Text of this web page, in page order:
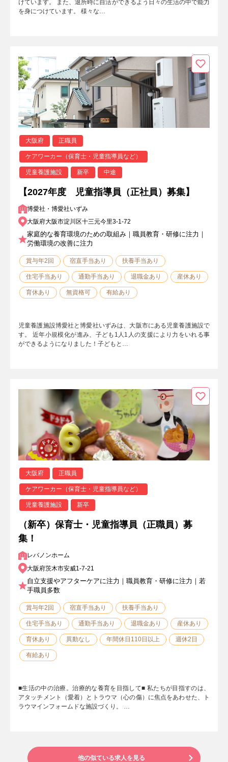
けています。 また、退所時に自活ができるよう日々の生活の中で能力
を身につけています。 様々な…
大阪府 正職員
ケアワーカー（保育士・児童指導員など）
児童養護施設 新卒 中途
【2027年度 児童指導員（正社員）募集】
博愛社・博愛社いずみ
大阪府大阪市淀川区十三元今里3-1-72
家庭的な養育環境のための取組み｜職員教育・研修に注力｜
労働環境の改善に注力
賞与年2回 宿直手当あり 扶養手当あり
住宅手当あり 通勤手当あり 退職金あり 産休あり
育休あり 無資格可 有給あり
児童養護施設博愛社と博愛社いずみは、大阪市にある児童養護施設で
す。 近年小規模化が進み、子ども1人1人の支援により力をいれる事
ができるようになりました！子どもと…
大阪府 正職員
ケアワーカー（保育士・児童指導員など）
児童養護施設 新卒
（新卒）保育士・児童指導員（正職員）募
集！
レバノンホーム
大阪府茨木市安威1-7-21
自立支援やアフターケアに注力｜職員教育・研修に注力｜若
手職員多数
賞与年2回 宿直手当あり 扶養手当あり
住宅手当あり 通勤手当あり 退職金あり 産休あり
育休あり 異動なし 年間休日110日以上 週休2日
有給あり
■生活の中の治療。治療的な養育を目指して■ 私たちが目指すのは、
アタッチメント（愛着）とトラウマ（心の傷）に焦点をあわせた、ト
ラウマインフォームドな施設づくり。 …
他の似ている求人を見る